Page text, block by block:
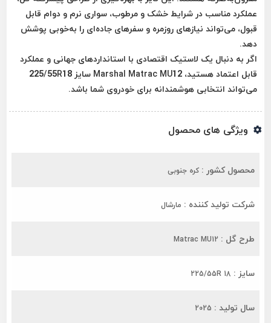
عملکرد مناسب در شرایط خشک و مرطوب، سواری نرم و دوام قابل
قبول، می‌تواند نیازهای روزمره و سفرهای جاده‌ای را به‌خوبی پوشش
دهد.
اگر به دنبال یک لاستیک اقتصادی با استانداردهای جهانی و عملکرد
قابل اعتماد هستید، Marshal Matrac MU12 سایز 225/55R18
می‌تواند انتخابی هوشمندانه برای خودروی شما باشد.
ویژگی های محصول
محصول کشور : کره جنوبی
شرکت تولید کننده : مارشال
طرح گل : Matrac MU12
سایز : 225/55R 18
سال تولید : 2025